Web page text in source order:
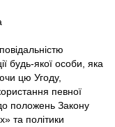
будь-якої особи, яка
цю Угоду,
певної
положень Закону
та політики